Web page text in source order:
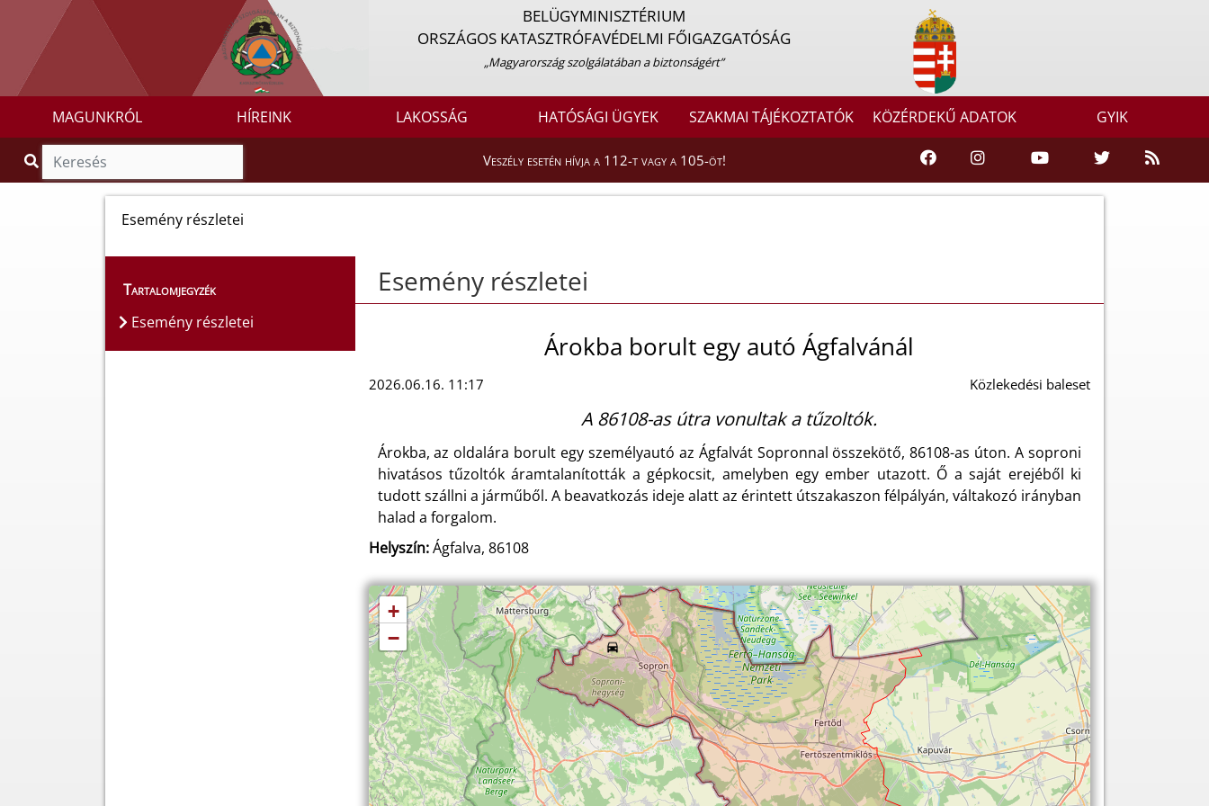
BELÜGYMINISZTÉRIUM
ORSZÁGOS KATASZTRÓFAVÉDELMI FŐIGAZGATÓSÁG
„Magyarország szolgálatában a biztonságért”
MAGUNKRÓL HÍREINK LAKOSSÁG HATÓSÁGI ÜGYEK SZAKMAI TÁJÉKOZTATÓK KÖZÉRDEKŰ ADATOK GYIK
Veszély esetén hívja a 112-t vagy a 105-öt!
Esemény részletei
Tartalomjegyzék
Esemény részletei
Esemény részletei
Árokba borult egy autó Ágfalvánál
2026.06.16. 11:17 Közlekedési baleset
A 86108-as útra vonultak a tűzoltók.
Árokba, az oldalára borult egy személyautó az Ágfalvát Sopronnal összekötő, 86108-as úton. A soproni
hivatásos tűzoltók áramtalanították a gépkocsit, amelyben egy ember utazott. Ő a saját erejéből ki
tudott szállni a járműből. A beavatkozás ideje alatt az érintett útszakaszon félpályán, váltakozó irányban
halad a forgalom.
Helyszín:Ágfalva, 86108
+
−